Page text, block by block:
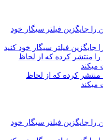
جایگزین فیلتر سیگار خود کنید
منتشر کرده که از لحاظ
میکند